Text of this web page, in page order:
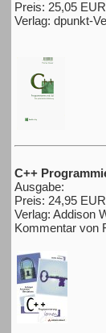
Preis: 25,05 EUR
Verlag: dpunkt-
C++
Ausgabe:
Preis: 24,95 EUR
Verlag: Addison
Kommentar von